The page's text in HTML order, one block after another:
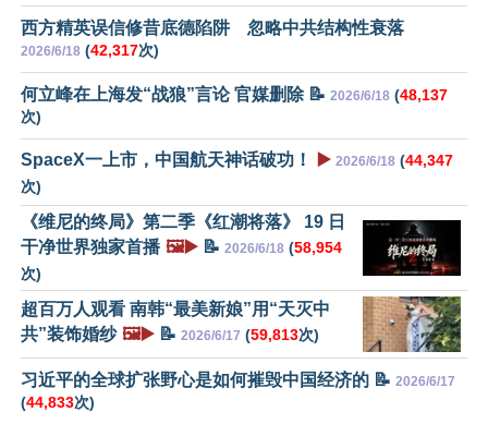
西方精英误信修昔底德陷阱 忽略中共结构性衰落
2026/6/18 (42,317次)
何立峰在上海发“战狼”言论 官媒删除 📝 2026/6/18 (48,137
次)
SpaceX一上市，中国航天神话破功！ ▶️ 2026/6/18 (44,347
次)
《维尼的终局》第二季《红潮将落》 19 日
干净世界独家首播 🖼️▶️ 📝 2026/6/18 (58,954
次)
超百万人观看 南韩“最美新娘”用“天灭中
共”装饰婚纱 🖼️▶️ 📝 2026/6/17 (59,813次)
习近平的全球扩张野心是如何摧毁中国经济的 📝 2026/6/17
(44,833次)